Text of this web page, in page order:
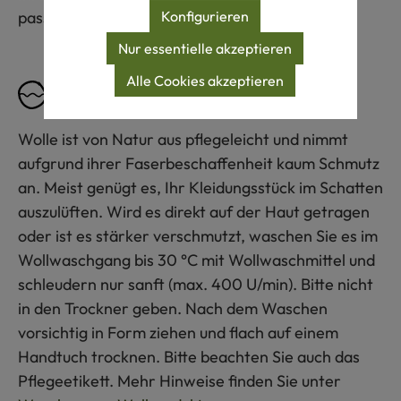
passen.
Pflegeempfehlung
Wolle ist von Natur aus pflegeleicht und nimmt
aufgrund ihrer Faserbeschaffenheit kaum Schmutz
an. Meist genügt es, Ihr Kleidungsstück im Schatten
auszulüften. Wird es direkt auf der Haut getragen
oder ist es stärker verschmutzt, waschen Sie es im
Wollwaschgang bis 30 °C mit Wollwaschmittel und
schleudern nur sanft (max. 400 U/min). Bitte nicht
in den Trockner geben. Nach dem Waschen
vorsichtig in Form ziehen und flach auf einem
Handtuch trocknen. Bitte beachten Sie auch das
Pflegeetikett. Mehr Hinweise finden Sie unter
Nur essentielle akzeptieren
Konfigurieren
Alle Cookies akzeptieren